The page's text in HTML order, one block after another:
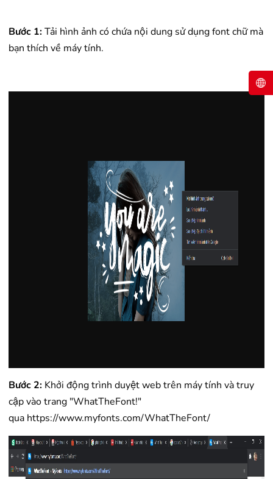
Bước 1:Tải hình ảnh có chứa nội dung sử dụng font chữ mà
bạn thích về máy tính.
Bước 2: Khởi động trình duyệt web trên máy tính và truy
cập vào trang "WhatTheFont!"
qua https://www.myfonts.com/WhatTheFont/